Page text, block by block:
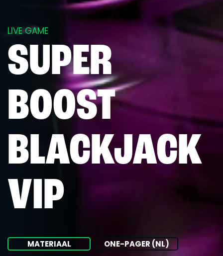
LIVE GAME
SUPER
BOOST
BLACKJACK
VIP
MATERIAAL ONE-PAGER (NL)